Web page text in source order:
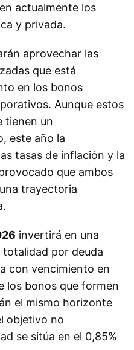
actualmente los
y privada.
aprovechar las
que está
en los bonos
Aunque estos
tienen un
este año la
tasas de inflación y la
que ambos
trayectoria
invertirá en una
totalidad por deuda
con vencimiento en
los bonos que formen
el mismo horizonte
objetivo no
se sitúa en el 0,85%